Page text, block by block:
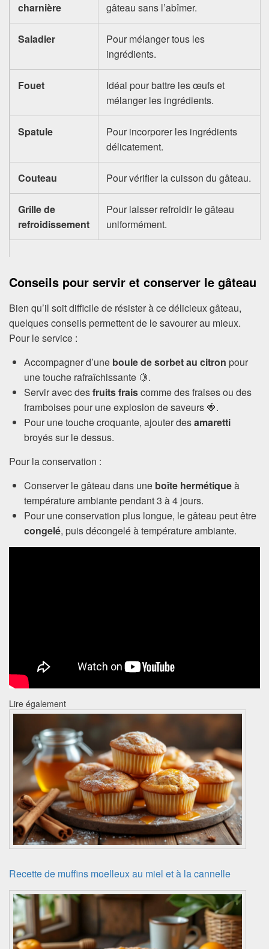
charnière gâteau sans l’abîmer.
Saladier
Pour mélanger tous les
ingrédients.
Fouet
Idéal pour battre les œufs et
mélanger les ingrédients.
Spatule
Pour incorporer les ingrédients
délicatement.
Couteau Pour vérifier la cuisson du gâteau.
Grille de
refroidissement
Pour laisser refroidir le gâteau
uniformément.
Conseils pour servir et conserver le gâteau
Bien qu’il soit difficile de résister à ce délicieux gâteau,
quelques conseils permettent de le savourer au mieux.
Pour le service :
Accompagner d’une boule de sorbet au citron pour
une touche rafraîchissante 🍋.
Servir avec desfruits fraiscomme des fraises ou des
framboises pour une explosion de saveurs 🍓.
Pour une touche croquante, ajouter desamaretti
broyés sur le dessus.
Pour la conservation :
Conserver le gâteau dans une boîte hermétiqueà
température ambiante pendant 3 à 4 jours.
Pour une conservation plus longue, le gâteau peut être
congelé, puis décongelé à température ambiante.
Lire également
Recette de muffins moelleux au miel et à la cannelle